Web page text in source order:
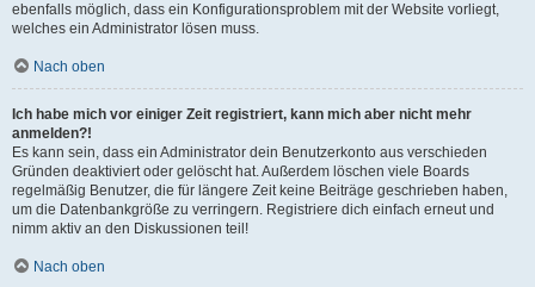
ebenfalls möglich, dass ein Konfigurationsproblem mit der Website vorliegt,
welches ein Administrator lösen muss.
Nach oben
Ich habe mich vor einiger Zeit registriert, kann mich aber nicht mehr
anmelden?!
Es kann sein, dass ein Administrator dein Benutzerkonto aus verschieden
Gründen deaktiviert oder gelöscht hat. Außerdem löschen viele Boards
regelmäßig Benutzer, die für längere Zeit keine Beiträge geschrieben haben,
um die Datenbankgröße zu verringern. Registriere dich einfach erneut und
nimm aktiv an den Diskussionen teil!
Nach oben